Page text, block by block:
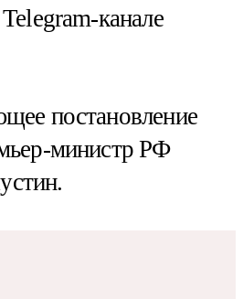
канале
постановление
министр РФ